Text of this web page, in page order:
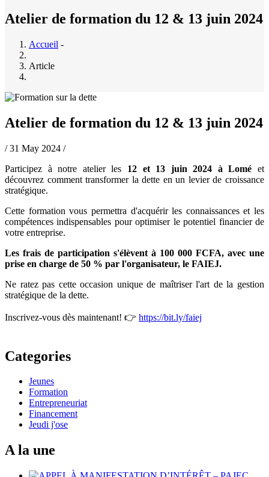
Atelier de formation du 12 & 13 juin 2024
Fil
d'Ariane
Accueil -
Article
Atelier de formation du 12 & 13 juin 2024
/31 May 2024 /
Participez à notre atelier les 12 et 13 juin 2024 à Loméet
découvrez comment transformer la dette en un levier de croissance
stratégique.
Cette formation vous permettra d'acquérir les connaissances et les
compétences indispensables pour optimiser le potentiel financier de
votre entreprise.
Les frais de participation s'élèvent à 100 000 FCFA, avec une
prise en charge de 50 % par l'organisateur, le FAIEJ.
Ne ratez pas cette occasion unique de maîtriser l'art de la gestion
stratégique de la dette.
Inscrivez-vous dès maintenant! 👉 https://bit.ly/faiej
Categories
Jeunes
Formation
Entrepreneuriat
Financement
Jeudi j'ose
A la une